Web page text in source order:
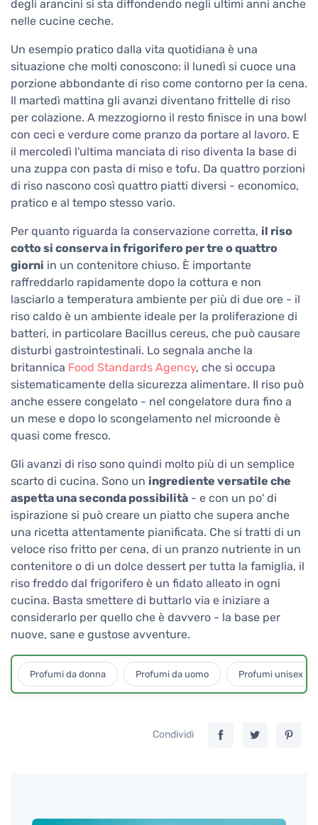
degli arancini si sta diffondendo negli ultimi anni anche
nelle cucine ceche.
Un esempio pratico dalla vita quotidiana è una
situazione che molti conoscono: il lunedì si cuoce una
porzione abbondante di riso come contorno per la cena.
Il martedì mattina gli avanzi diventano frittelle di riso
per colazione. A mezzogiorno il resto finisce in una bowl
con ceci e verdure come pranzo da portare al lavoro. E
il mercoledì l'ultima manciata di riso diventa la base di
una zuppa con pasta di miso e tofu. Da quattro porzioni
di riso nascono così quattro piatti diversi - economico,
pratico e al tempo stesso vario.
Per quanto riguarda la conservazione corretta, il riso
cotto si conserva in frigorifero per tre o quattro
giorni in un contenitore chiuso. È importante
raffreddarlo rapidamente dopo la cottura e non
lasciarlo a temperatura ambiente per più di due ore - il
riso caldo è un ambiente ideale per la proliferazione di
batteri, in particolare Bacillus cereus, che può causare
disturbi gastrointestinali. Lo segnala anche la
britannica Food Standards Agency, che si occupa
sistematicamente della sicurezza alimentare. Il riso può
anche essere congelato - nel congelatore dura fino a
un mese e dopo lo scongelamento nel microonde è
quasi come fresco.
Gli avanzi di riso sono quindi molto più di un semplice
scarto di cucina. Sono un ingrediente versatile che
aspetta una seconda possibilità - e con un po' di
ispirazione si può creare un piatto che supera anche
una ricetta attentamente pianificata. Che si tratti di un
veloce riso fritto per cena, di un pranzo nutriente in un
contenitore o di un dolce dessert per tutta la famiglia, il
riso freddo dal frigorifero è un fidato alleato in ogni
cucina. Basta smettere di buttarlo via e iniziare a
considerarlo per quello che è davvero - la base per
nuove, sane e gustose avventure.
Profumi da donna Profumi da uomo Profumi unisex
Condividi